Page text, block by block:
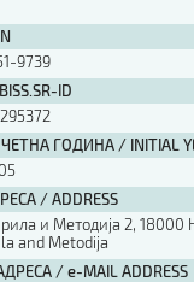
9739
ID
ГОДИНА / INITIAL
/ ADDRESS
и Методија 2,
and Metodija
/ e-MAIL ADDRESS